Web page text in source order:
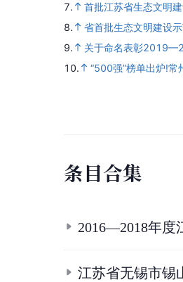
7.
首批江苏省生态文明
8.
省首批生态文明建设
9.
关于命名表彰
10.
“500强”榜单出炉!常
条目合集
2016—2018年度
江苏省无锡市锡